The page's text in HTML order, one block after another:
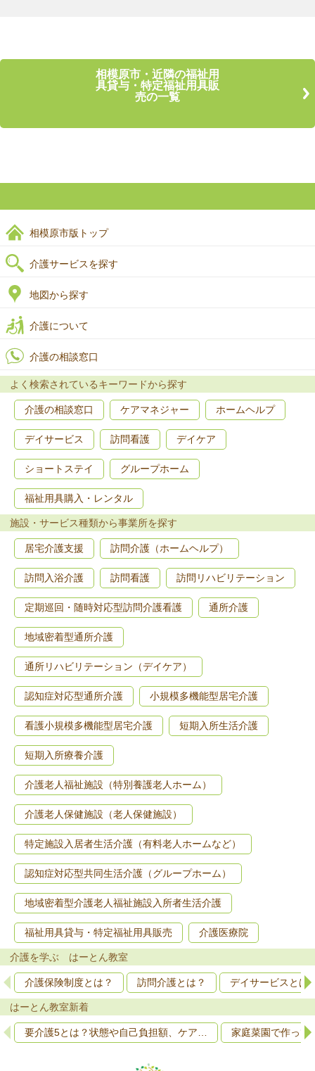
相模原市・近隣の福祉用
具貸与・特定福祉用具販
売の一覧
相模原市版トップ
介護サービスを探す
地図から探す
介護について
介護の相談窓口
よく検索されているキーワードから探す
介護の相談窓口 ケアマネジャー ホームヘルプ
デイサービス 訪問看護 デイケア
ショートステイ グループホーム
福祉用具購入・レンタル
施設・サービス種類から事業所を探す
居宅介護支援 訪問介護（ホームヘルプ）
訪問入浴介護 訪問看護 訪問リハビリテーション
定期巡回・随時対応型訪問介護看護 通所介護
地域密着型通所介護
通所リハビリテーション（デイケア）
認知症対応型通所介護 小規模多機能型居宅介護
看護小規模多機能型居宅介護 短期入所生活介護
短期入所療養介護
介護老人福祉施設（特別養護老人ホーム）
介護老人保健施設（老人保健施設）
特定施設入居者生活介護（有料老人ホームなど）
認知症対応型共同生活介護（グループホーム）
地域密着型介護老人福祉施設入所者生活介護
福祉用具貸与・特定福祉用具販売 介護医療院
介護を学ぶ はーとん教室
介護保険制度とは？ 訪問介護とは？ デイサービスとは
はーとん教室新着
要介護5とは？状態や自己負担額、ケア… 家庭菜園で作っ